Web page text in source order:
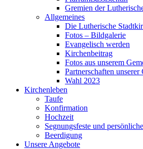
Gremien der
Allgemeines
Die Lutherische
Fotos – Bildgalerie
Evangelisch werden
Kirchenbeitrag
Fotos aus unserem
Partnerschaften unserer
Wahl 2023
Kirchenleben
Taufe
Konfirmation
Hochzeit
Segnungsfeste und
Beerdigung
Unsere Angebote